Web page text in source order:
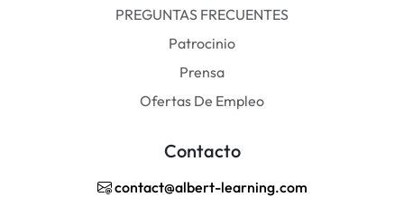
PREGUNTAS FRECUENTES
Patrocinio
Prensa
Ofertas De Empleo
Contacto
contact@albert-learning.com